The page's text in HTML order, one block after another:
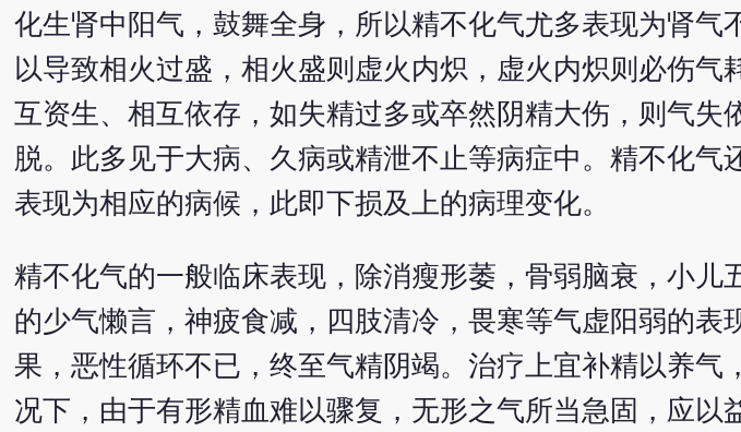
化生肾中阳气，鼓舞全身，所以精不化气尤多表现为肾气
以导致相火过盛，相火盛则虚火内炽，虚火内炽则必伤气
互资生、相互依存，如失精过多或卒然阴精大伤，则气失
脱。此多见于大病、久病或精泄不止等病症中。精不化气
表现为相应的病候，此即下损及上的病理变化。
精不化气的一般临床表现，除消瘦形萎，骨弱脑衰，小儿
的少气懒言，神疲食减，四肢清冷，畏寒等气虚阳弱的表
果，恶性循环不已，终至气精阴竭。治疗上宜补精以养气
况下，由于有形精血难以骤复，无形之气所当急固，应以